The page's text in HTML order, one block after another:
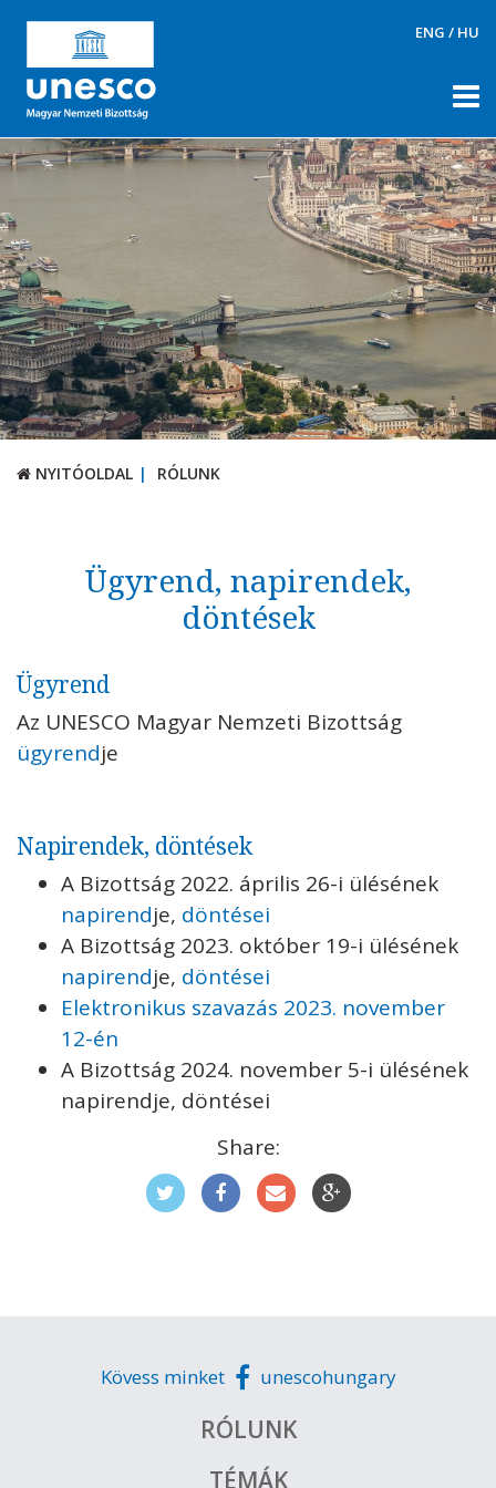
ENG / HU
NYITÓOLDAL
UNESCO Magyar Nemzeti Bizottság
Tagok
Ügyrend, napirendek, döntések
Állandó Szakbizottságok
Tematikus szakbizottságok
Archívum
Természettudományi Szakbizottság
Társadalomtudományi Szakbizottság
Kommunikációs és Információs
Szellemi Kulturális Örökség Szakbizottság
TÉMÁK
DOKUMENTUMTÁR
PÁLYÁZATOK / DÍJAK
KAPCSOLAT
Kövess minket unescohungary
Adatkezelési tájékoztató Impresszum
Technikai információk
NYITÓOLDAL RÓLUNK
Ügyrend, napirendek,
döntések
Ügyrend
Az UNESCO Magyar Nemzeti Bizottság
ügyrendje
Napirendek, döntések
A Bizottság 2022. április 26-i ülésének
napirendje, döntései
A Bizottság 2023. október 19-i ülésének
napirendje, döntései
Elektronikus szavazás 2023. november
12-én
A Bizottság 2024. november 5-i ülésének
napirendje, döntései
Share:
Kövess minket unescohungary
RÓLUNK
TÉMÁK